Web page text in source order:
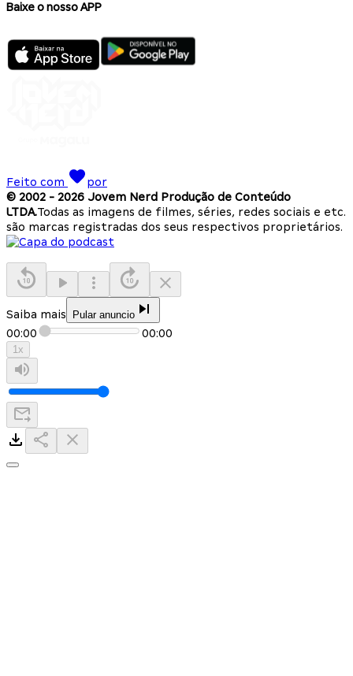
Baixe o nosso APP
Feito com
por
© 2002 - 2026 Jovem Nerd Produção de Conteúdo
LTDA.Todas as imagens de filmes, séries, redes sociais e etc.
são marcas registradas dos seus respectivos proprietários.
Saiba mais Pular anuncio
00:00 00:00
1x